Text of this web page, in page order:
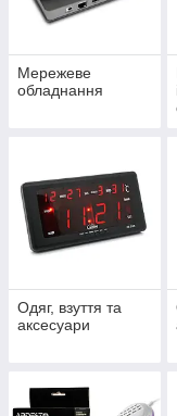
Мережеве
обладнання
Одяг, взуття та
аксесуари